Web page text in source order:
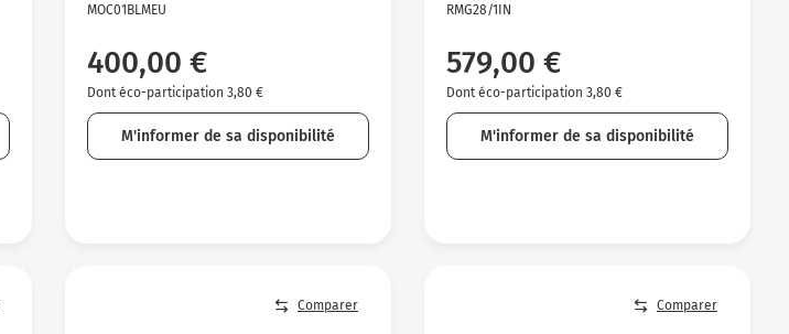
MOC01BLMEU
400,00 €
Dont éco-participation 3,80 €
M'informer de sa disponibilité
RMG28/1IN
579,00 €
Dont éco-participation 3,80 €
M'informer de sa disponibilité
Comparer Comparer